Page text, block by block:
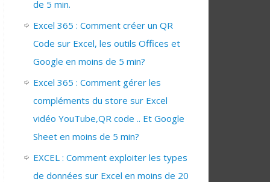
de 5 min.
Excel 365 : Comment créer un QR
Code sur Excel, les outils Offices et
Google en moins de 5 min?
Excel 365 : Comment gérer les
compléments du store sur Excel
vidéo YouTube,QR code .. Et Google
Sheet en moins de 5 min?
EXCEL : Comment exploiter les types
de données sur Excel en moins de 20